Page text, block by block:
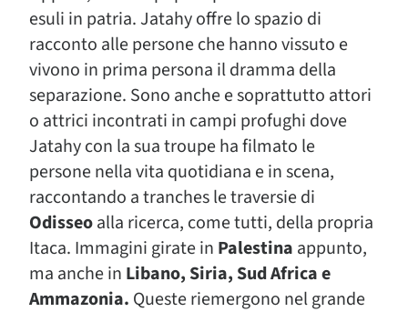
esuli in patria. Jatahy offre lo spazio di
racconto alle persone che hanno vissuto e
vivono in prima persona il dramma della
separazione. Sono anche e soprattutto attori
o attrici incontrati in campi profughi dove
Jatahy con la sua troupe ha filmato le
persone nella vita quotidiana e in scena,
raccontando a tranches le traversie di
Odisseoalla ricerca, come tutti, della propria
Itaca. Immagini girate in Palestina appunto,
ma anche in Libano, Siria, Sud Africa e
Ammazonia. Queste riemergono nel grande